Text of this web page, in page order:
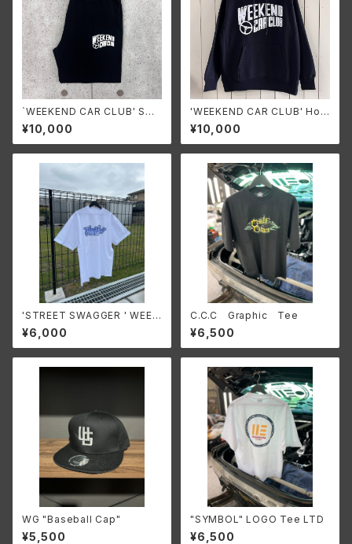
`WEEKEND CAR CLUB' Swe
at Pants
¥10,000
'WEEKEND CAR CLUB' Hoo
die
¥10,000
'STREET SWAGGER ' WEEK
END logo T-shirt 【Blue×W
hite】2025 S/S
¥6,000
C.C.C Graphic Tee
¥6,500
WG "Baseball Cap"
¥5,500
"SYMBOL" LOGO Tee LTD
¥6,500